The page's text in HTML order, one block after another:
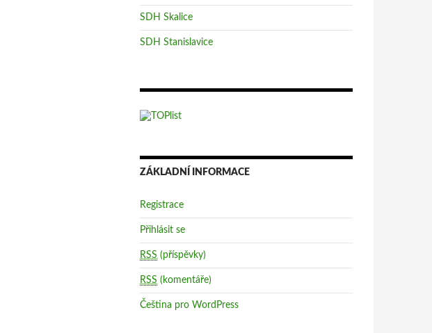
SDH Skalice
SDH Stanislavice
ZÁKLADNÍ INFORMACE
Registrace
Přihlásit se
RSS (příspěvky)
RSS (komentáře)
Čeština pro WordPress